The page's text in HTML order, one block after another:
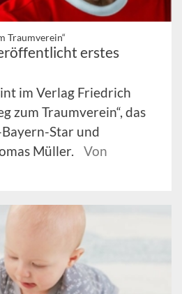
Traumverein“
erstes
im Verlag Friedrich
zum Traumverein“, das
Star und
Müller.
Von